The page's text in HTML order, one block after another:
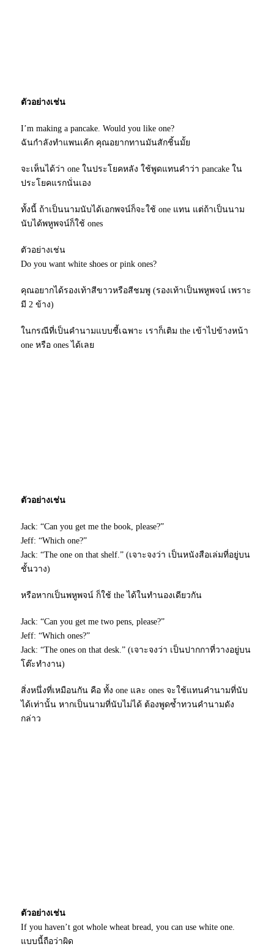
ตัวอย่างเช่น
I’m making a pancake. Would you like one?
ฉันกำลังทำแพนเค้ก คุณอยากทานมันสักชิ้นมั้ย
จะเห็นได้ว่า one ในประโยคหลัง ใช้พูดแทนคำว่า pancake ใน
ประโยคแรกนั่นเอง
ทั้งนี้ ถ้าเป็นนามนับได้เอกพจน์ก็จะใช้ one แทน แต่ถ้าเป็นนาม
นับได้พหูพจน์ก็ใช้ ones
ตัวอย่างเช่น
Do you want white shoes or pink ones?
คุณอยากได้รองเท้าสีขาวหรือสีชมพู (รองเท้าเป็นพหูพจน์ เพราะ
มี 2 ข้าง)
ในกรณีที่เป็นคำนามแบบชี้เฉพาะ เราก็เติม the เข้าไปข้างหน้า
one หรือ ones ได้เลย
ตัวอย่างเช่น
Jack: “Can you get me the book, please?”
Jeff: “Which one?”
Jack: “The one on that shelf.” (เจาะจงว่า เป็นหนังสือเล่มที่อยู่บน
ชั้นวาง)
หรือหากเป็นพหูพจน์ ก็ใช้ the ได้ในทำนองเดียวกัน
Jack: “Can you get me two pens, please?”
Jeff: “Which ones?”
Jack: “The ones on that desk.” (เจาะจงว่า เป็นปากกาที่วางอยู่บน
โต๊ะทำงาน)
สิ่งหนึ่งที่เหมือนกัน คือ ทั้ง one และ ones จะใช้แทนคำนามที่นับ
ได้เท่านั้น หากเป็นนามที่นับไม่ได้ ต้องพูดซ้ำทวนคำนามดัง
กล่าว
ตัวอย่างเช่น
If you haven’t got whole wheat bread, you can use white one.
แบบนี้ถือว่าผิด